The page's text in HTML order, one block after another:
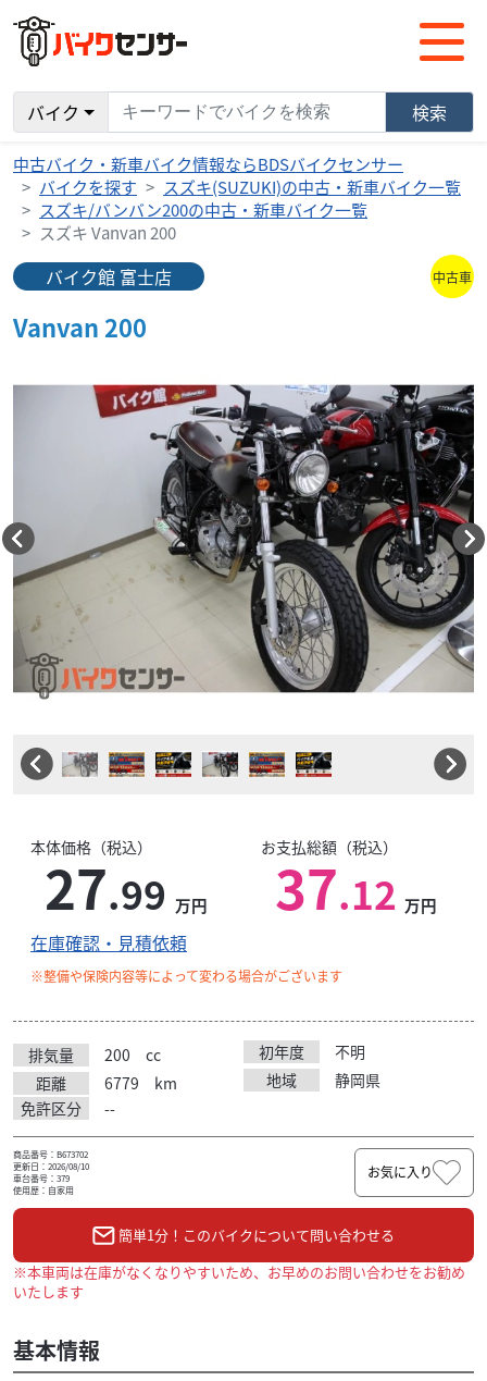
バイク 検索
中古バイク・新車バイク情報ならBDSバイクセンサー
バイクを探す
スズキ(SUZUKI)の中古・新車バイク一覧
スズキ/バンバン200の中古・新車バイク一覧
スズキ Vanvan 200
バイク館 富士店 中古車
Vanvan 200
本体価格（税込）
27.99 万円
お支払総額（税込）
37.12 万円
在庫確認・見積依頼
※整備や保険内容等によって変わる場合がございます
排気量 200 cc 初年度
不明
距離
6779 km 地域
静岡県
免許区分
--
商品番号：B673702
更新日：2026/08/10
車台番号：379
使用歴：自家用
お気に入り
簡単1分！このバイクについて問い合わせる
※本車両は在庫がなくなりやすいため、お早めのお問い合わせをお勧め
いたします
基本情報